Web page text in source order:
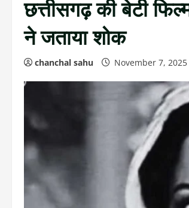
छत्तीसगढ़ की बेटी
ने जताया शोक
chanchal sahu November 7, 2025